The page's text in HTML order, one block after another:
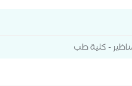
- كلية طب